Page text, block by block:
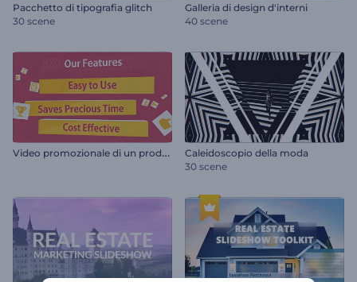
Pacchetto di tipografia glitch
30 scene
Galleria di design d'interni
40 scene
V
ideo promozionale di un prodotto o servizio
Caleidoscopio della moda
30 scene